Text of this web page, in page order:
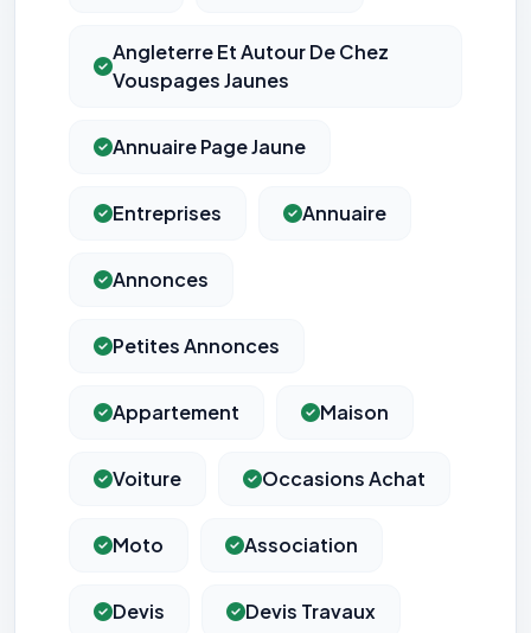
Angleterre Et Autour De Chez
Vouspages Jaunes
Annuaire Page Jaune
Entreprises Annuaire
Annonces
Petites Annonces
Appartement Maison
Voiture Occasions Achat
Moto Association
Devis Devis Travaux